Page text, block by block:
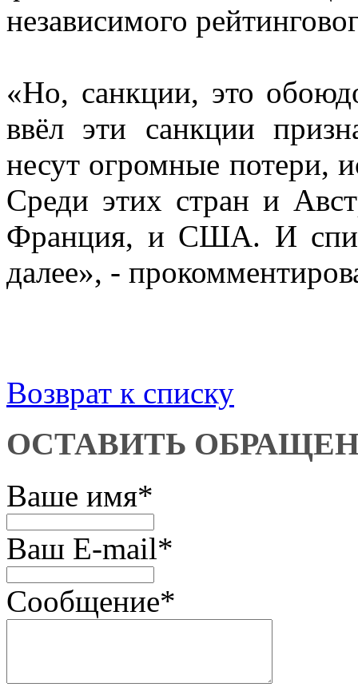
независимого
«Но, санкции, это
ввёл эти санкции
несут огромные потери,
Среди этих стран и
Франция, и США. И
далее», -
Возврат к списку
ОСТАВИТЬ
Ваше имя*
Ваш E-mail*
Сообщение*